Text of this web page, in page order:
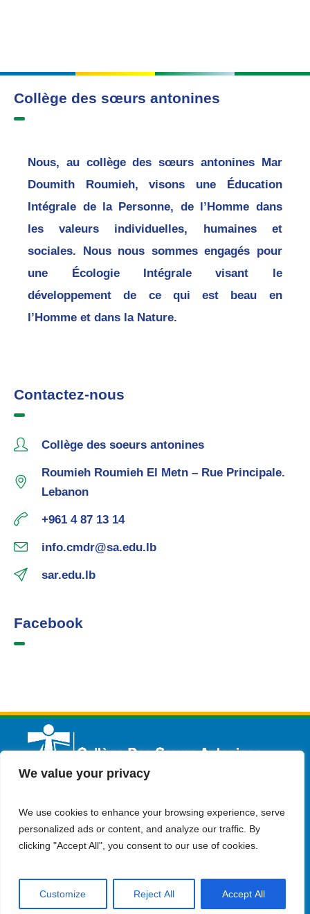
We value your privacy
We use cookies to enhance your browsing experience, serve
personalized ads or content, and analyze our traffic. By
clicking "Accept All", you consent to our use of cookies.
Customize Reject All Accept All
Collège des sœurs antonines
Nous, au collège des sœurs antonines Mar
Doumith Roumieh, visons une Éducation
Intégrale de la Personne, de l’Homme dans
les valeurs individuelles, humaines et
sociales. Nous nous sommes engagés pour
une Écologie Intégrale visant le
développement de ce qui est beau en
l’Homme et dans la Nature.
Contactez-nous
Collège des soeurs antonines
Roumieh Roumieh El Metn – Rue Principale.
Lebanon
+961 4 87 13 14
info.cmdr@sa.edu.lb
sar.edu.lb
Facebook
Français Admission Contactez-nous
© Copyright 2023 Collège Des Soeurs Antonines . all rights